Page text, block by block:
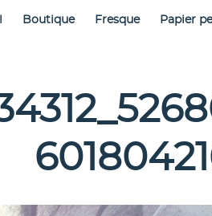
Boutique Fresque Papier